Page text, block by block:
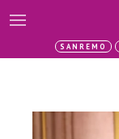
SANREMO